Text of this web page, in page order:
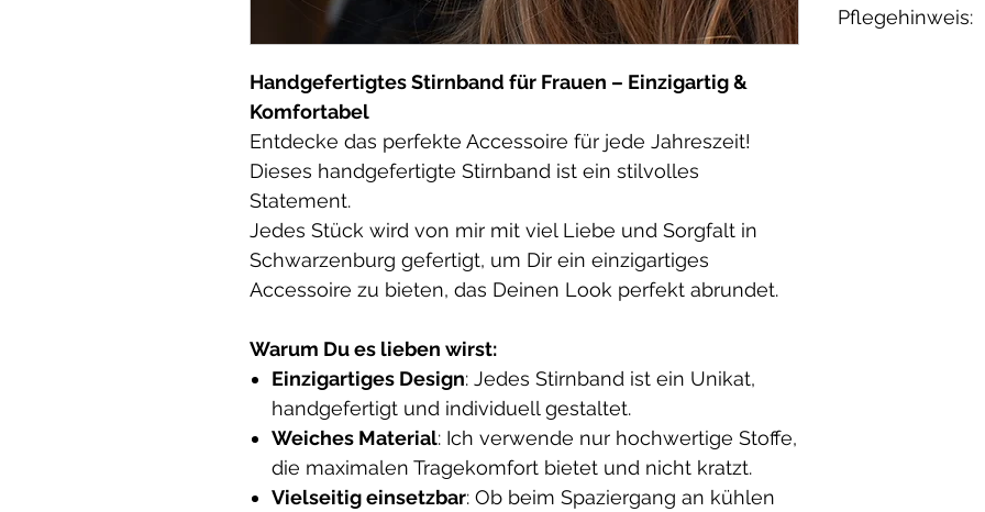
Handgefertigtes Stirnband für Frauen – Einzigartig &
Komfortabel
Entdecke das perfekte Accessoire für jede Jahreszeit!
Dieses handgefertigte Stirnband ist ein stilvolles
Statement.
Jedes Stück wird von mir mit viel Liebe und Sorgfalt in
Schwarzenburg gefertigt, um Dir ein einzigartiges
Accessoire zu bieten, das Deinen Look perfekt abrundet.
Warum Du es lieben wirst:
Einzigartiges Design: Jedes Stirnband ist ein Unikat,
handgefertigt und individuell gestaltet.
Weiches Material: Ich verwende nur hochwertige Stoffe,
die maximalen Tragekomfort bietet und nicht kratzt.
Vielseitig einsetzbar: Ob beim Spaziergang an kühlen
Innenstoff:
Wenn du
Pflegehinweis: